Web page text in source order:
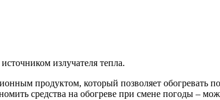
излучателя тепла.
продуктом, который позволяет обогревать
средства на обогреве при смене погоды –